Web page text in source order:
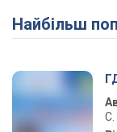
Найбільш
С.